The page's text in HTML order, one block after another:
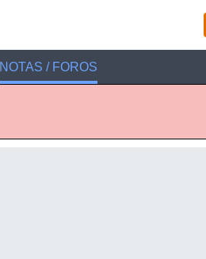
NOTAS / FOROS